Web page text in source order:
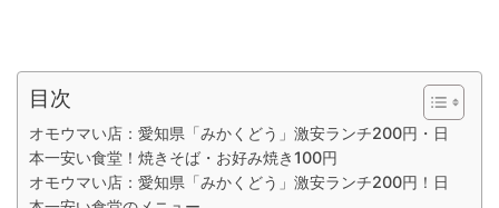
目次
オモウマい店：愛知県「みかくどう」激安ランチ200円・日
本一安い食堂！焼きそば・お好み焼き100円
オモウマい店：愛知県「みかくどう」激安ランチ200円！日